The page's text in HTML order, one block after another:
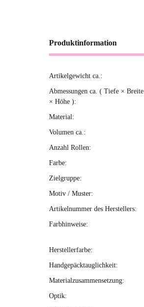
Produktinformation
Produkteigenschaft
Wert
Artikelgewicht ca.:
Abmessungen ca. ( Tiefe × Breite
× Höhe ):
Material:
Volumen ca.:
Anzahl Rollen:
Farbe:
Zielgruppe:
Motiv / Muster:
Artikelnummer des Herstellers:
Farbhinweise:
Herstellerfarbe:
Handgepäcktauglichkeit:
Materialzusammensetzung:
Optik: